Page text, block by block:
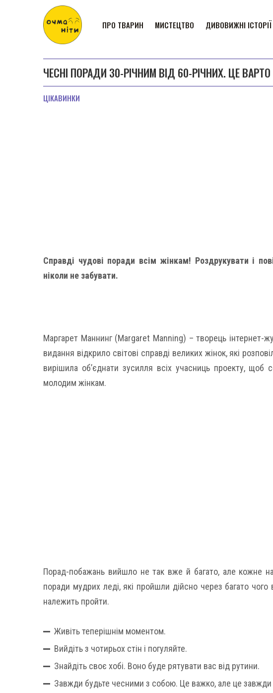
ПРО ТВАРИН МИСТЕЦТВО ДИВОВИЖНІ ІСТОРІЇ
ЧЕСНІ ПОРАДИ 30-РІЧНИМ ВІД 60-РІЧНИХ. ЦЕ
ЦІКАВИНКИ
Справді чудові поради всім жінкам! Роздрукувати і
ніколи не забувати.
Маргарет Маннинг (Margaret Manning) – творець інтернет-
видання відкрило світові справді великих жінок, які
вирішила об’єднати зусилля всіх учасниць проекту,
молодим жінкам.
Порад-побажань вийшло не так вже й багато, але кожне
поради мудрих леді, які пройшли дійсно через багато
належить пройти.
Живіть теперішнім моментом.
Вийдіть з чотирьох стін і погуляйте.
Знайдіть своє хобі. Воно буде рятувати вас від рутини.
Завжди будьте чесними з собою. Це важко, але це завжди